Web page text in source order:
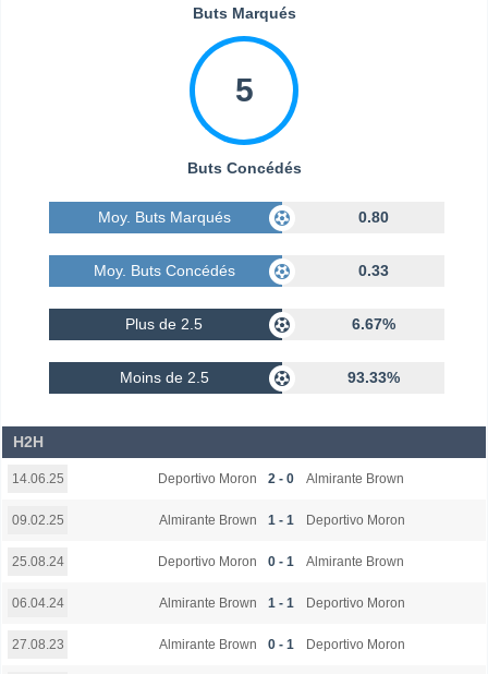
Buts Marqués
5
Buts Concédés
Moy. Buts Marqués 0.80
Moy. Buts Concédés 0.33
Plus de 2.5 6.67%
Moins de 2.5 93.33%
H2H
14.06.25 Deportivo Moron 2 - 0 Almirante Brown
09.02.25 Almirante Brown 1 - 1 Deportivo Moron
25.08.24 Deportivo Moron 0 - 1 Almirante Brown
06.04.24 Almirante Brown 1 - 1 Deportivo Moron
27.08.23 Almirante Brown 0 - 1 Deportivo Moron